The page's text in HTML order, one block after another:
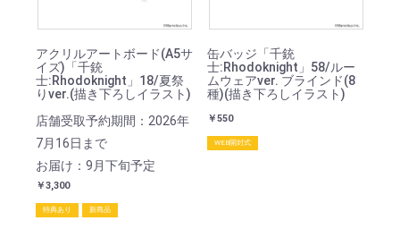
アクリルアートボード(A5サ
イズ)「千銃
士:Rhodoknight」18/夏祭
りver.(描き下ろしイラスト)
店舗受取予約期間：2026年
7月16日まで
お届け：9月下旬予定
￥3,300
特典あり 新商品
缶バッジ「千銃
士:Rhodoknight」58/ルー
ムウェアver. ブラインド(8
種)(描き下ろしイラスト)
￥550
WEB開封式